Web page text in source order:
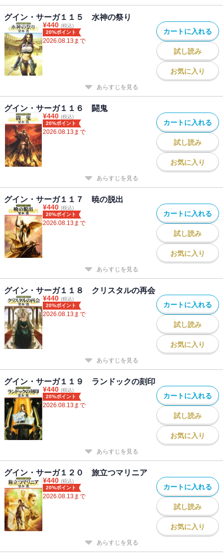
グイン・サーガ１１５ 水神の祭り
¥440 (税込)
20%ポイント
2026.08.13まで
カートに入れる
試し読み
お気に入り
あらすじを見る
グイン・サーガ１１６ 闘鬼
¥440 (税込)
20%ポイント
2026.08.13まで
カートに入れる
試し読み
お気に入り
あらすじを見る
グイン・サーガ１１７ 暁の脱出
¥440 (税込)
20%ポイント
2026.08.13まで
カートに入れる
試し読み
お気に入り
あらすじを見る
グイン・サーガ１１８ クリスタルの再会
¥440 (税込)
20%ポイント
2026.08.13まで
カートに入れる
試し読み
お気に入り
あらすじを見る
グイン・サーガ１１９ ランドックの刻印
¥440 (税込)
20%ポイント
2026.08.13まで
カートに入れる
試し読み
お気に入り
あらすじを見る
グイン・サーガ１２０ 旅立つマリニア
¥440 (税込)
20%ポイント
2026.08.13まで
カートに入れる
試し読み
お気に入り
あらすじを見る